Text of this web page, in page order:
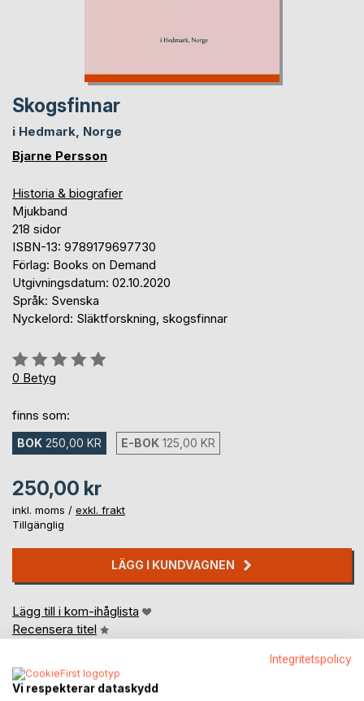
Skogsfinnar
i Hedmark, Norge
Bjarne Persson
Historia & biografier
Mjukband
218 sidor
ISBN-13: 9789179697730
Förlag: Books on Demand
Utgivningsdatum: 02.10.2020
Språk: Svenska
Nyckelord: Släktforskning, skogsfinnar
Betyg::
0%
0 Betyg
finns som:
BOK 250,00 KR E-BOK 125,00 KR
250,00 kr
inkl. moms / exkl. frakt
Tillgänglig
LÄGG I KUNDVAGNEN
Lägg till i kom-ihåglista
Recensera titel
Integritetspolicy
Vi respekterar dataskydd